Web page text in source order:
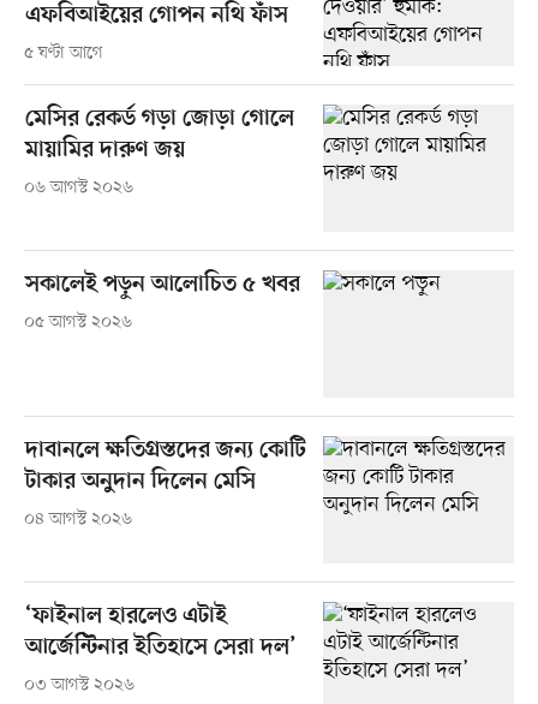
এফবিআইয়ের গোপন নথি ফাঁস
৫ ঘণ্টা আগে
মেসির রেকর্ড গড়া জোড়া গোলে
মায়ামির দারুণ জয়
০৬ আগস্ট ২০২৬
সকালেই পড়ুন আলোচিত ৫ খবর
০৫ আগস্ট ২০২৬
দাবানলে ক্ষতিগ্রস্তদের জন্য কোটি
টাকার অনুদান দিলেন মেসি
০৪ আগস্ট ২০২৬
‘ফাইনাল হারলেও এটাই
আর্জেন্টিনার ইতিহাসে সেরা দল’
০৩ আগস্ট ২০২৬